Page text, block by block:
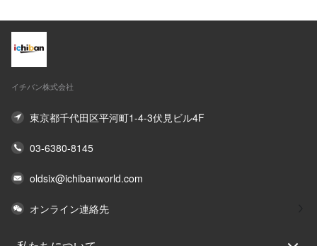
イチバン株式会社
東京都千代田区平河町1-4-3伏見ビル4F
03-6380-8145
oldsix@ichibanworld.com
オンライン連絡先